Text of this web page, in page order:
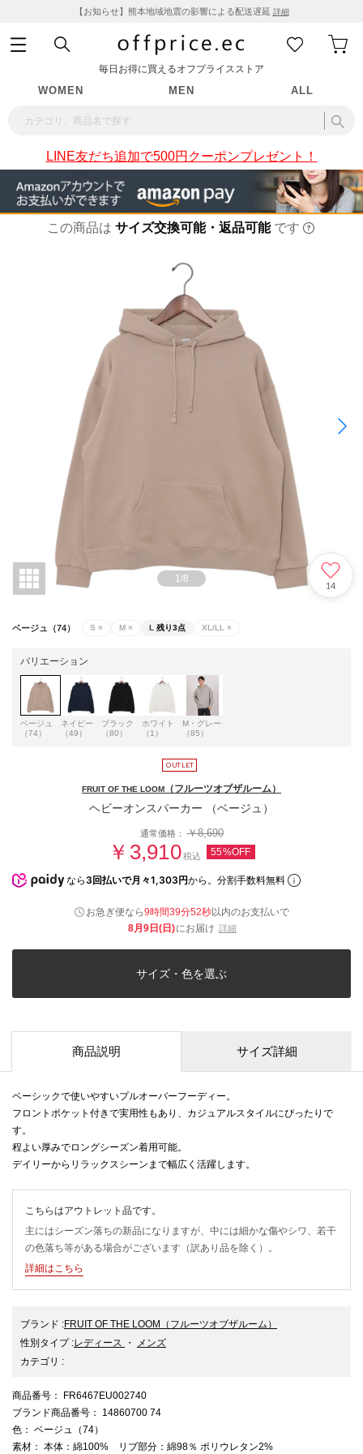
【お知らせ】熊本地域地震の影響による配送遅延 詳細
毎日お得に買えるオフプライスストア
WOMEN MEN ALL
LINE友だち追加で500円クーポンプレゼント！
この商品は サイズ交換可能・返品可能 です
1/8
14
ベージュ（74） S × M × L 残り3点 XL/LL ×
バリエーション
ベージュ
（74）
ネイビー
（49）
ブラック
（80）
ホワイト
（1）
M・グレー
（85）
FRUIT OF THE LOOM （フルーツオブザルーム）
ヘビーオンスパーカー （ベージュ）
通常価格：￥8,690
￥3,910税込 55%OFF
なら 3回払いで月々1,303円から。分割手数料無料
お急ぎ便なら9時間39分52秒以内のお支払いで
8月9日(日)にお届け 詳細
サイズ・色を選ぶ
商品説明 サイズ詳細
ベーシックで使いやすいプルオーバーフーディー。
フロントポケット付きで実用性もあり、カジュアルスタイルにぴったりで
す。
程よい厚みでロングシーズン着用可能。
デイリーからリラックスシーンまで幅広く活躍します。
こちらはアウトレット品です。
主にはシーズン落ちの新品になりますが、中には細かな傷やシワ、若干
の色落ち等がある場合がございます（訳あり品を除く）。
詳細はこちら
ブランド :FRUIT OF THE LOOM （フルーツオブザルーム）
性別タイプ:レディース ・
メンズ
カテゴリ :
商品番号 ： FR6467EU002740
ブランド商品番号 ： 14860700 74
色 ： ベージュ（74）
素材 ： 本体：綿100% リブ部分：綿98％ ポリウレタン2%